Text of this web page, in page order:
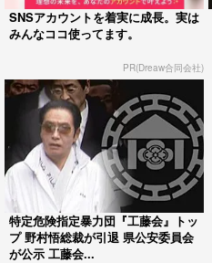
SNSアカウントを着実に成長。実は
みんなココ使ってます。
PR(Dreaw合同会社)
特定危険指定暴力団『工藤会』トッ
プ 野村悟総裁が引退 県公安委員会
が公示 工藤会...